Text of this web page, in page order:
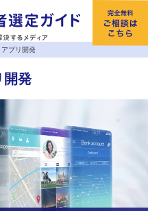
アプリ開発
開発